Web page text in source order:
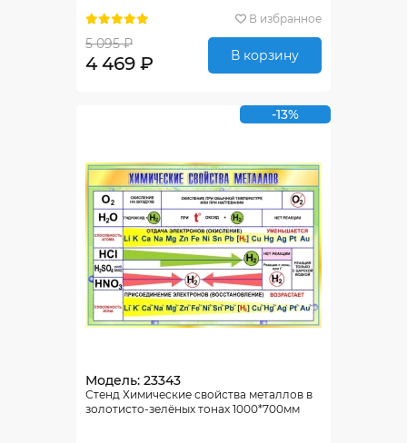
В избранное
5 095 ₽
4 469 ₽ В корзину
-13%
Модель: 23343
Стенд Химические свойства металлов в
золотисто-зелёных тонах 1000*700мм